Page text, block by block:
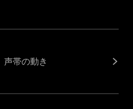
声帯の動き